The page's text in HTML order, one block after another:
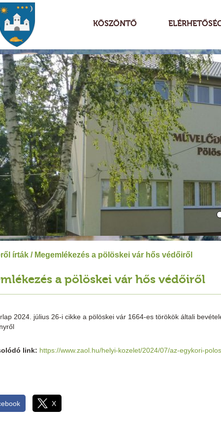
KÖSZÖNTŐ
írták/ Megemlékezés a pölöskei vár hős védőiről
a pölöskei vár hős védőiről
2024. július 26-i cikke a pölöskei vár 1664-es törökök általi
link: https://www.zaol.hu/helyi-kozelet/2024/07/az-egykori-
X